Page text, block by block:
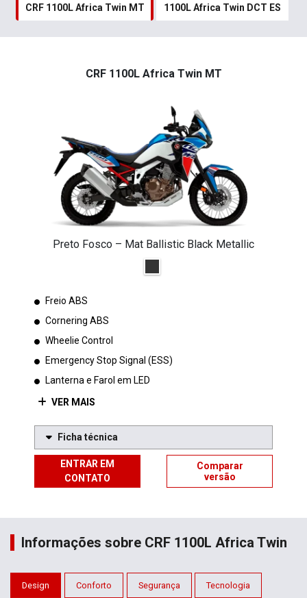
CRF 1100L Africa Twin MT 1100L Africa Twin DCT ES
CRF 1100L Africa Twin MT
Preto Fosco – Mat Ballistic Black Metallic
Freio ABS
Cornering ABS
Wheelie Control
Emergency Stop Signal (ESS)
Lanterna e Farol em LED
VER MAIS
Ficha técnica
ENTRAR EM
CONTATO
Comparar
versão
Informações sobre CRF 1100L Africa Twin
Design Conforto Segurança Tecnologia